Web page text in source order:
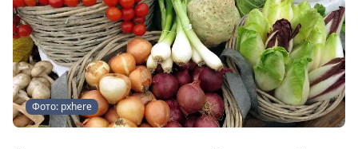
Фото: pxhere